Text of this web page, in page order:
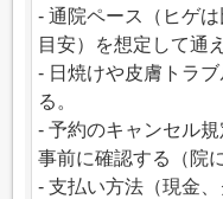
- 通院ペース（ヒゲ
目安）を想定して通
- 日焼けや皮膚トラ
る。
- 予約のキャンセル
事前に確認する（院
- 支払い方法（現金